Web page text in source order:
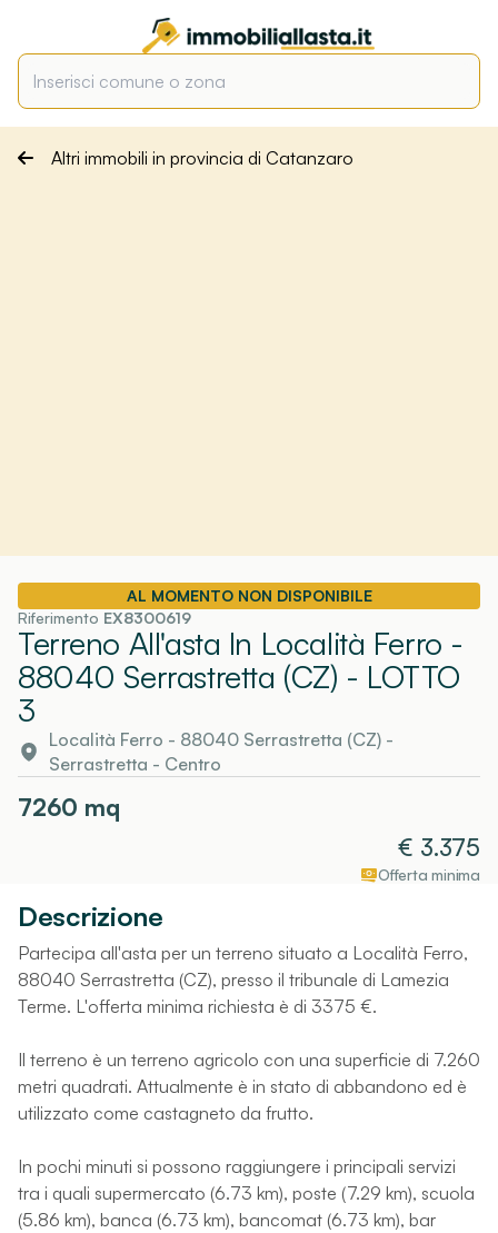
Altri immobili in provincia di Catanzaro
AL MOMENTO NON DISPONIBILE
Riferimento EX8300619
Terreno All'asta In Località Ferro -
88040 Serrastretta (CZ) - LOTTO
3
Località Ferro - 88040 Serrastretta (CZ)-
Serrastretta - Centro
7260 mq
€ 3.375
Offerta minima
Descrizione
Partecipa all'asta per un terreno situato a Località Ferro,
88040 Serrastretta (CZ), presso il tribunale di Lamezia
Terme. L'offerta minima richiesta è di 3375 €.
Il terreno è un terreno agricolo con una superficie di 7.260
metri quadrati. Attualmente è in stato di abbandono ed è
utilizzato come castagneto da frutto.
In pochi minuti si possono raggiungere i principali servizi
tra i quali supermercato (6.73 km), poste (7.29 km), scuola
(5.86 km), banca (6.73 km), bancomat (6.73 km), bar